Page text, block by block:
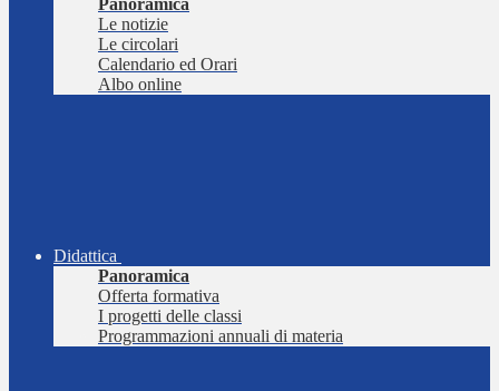
Panoramica
Le notizie
Le circolari
Calendario ed Orari
Albo online
Didattica
Panoramica
Offerta formativa
I progetti delle classi
Programmazioni annuali di materia